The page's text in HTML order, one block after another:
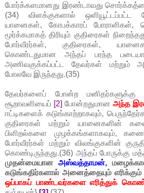
போர்க்களமானது இரண்டாவது
(34) விளக்குகளால் ஒளியூட்டப்பட்ட
யானைகள், கோபக்காரப் போராளிகள்,
மூர்க்கமாகத் திரியும் குதிரைகள்
போர்வீரர்கள், குதிரைகள்,
கொண்டதுமான அந்தப் பரந்த
அணிவகுக்கப்பட்ட தேவர்கள் மற்றும்
போலவே இருந்தது.(35)
தேவர்களைப் போன்ற மனிதர்களுக்கு
சூறாவளியைப் [2] போன்றதுமான அந்த
ஈட்டிகளைக் கடுங்காற்றாகவும்,
குதிரைகள் மற்றும் யானைகளின்
பிளிறல்களை முழக்கங்களாகவும்,
போர்வீரர்கள் மற்றும் விலங்குகளின்
கொண்டிருந்தது.(36) அந்தப் போருக்கு
முதன்மையான அஸ்வத்தாமன்,
கடுங்கதிர்களால் அனைத்தையும் எரிக்கும்
ஒப்பாகப் பாண்டவர்களை எரித்துக்